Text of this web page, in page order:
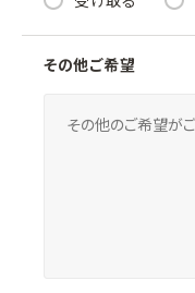
その他ご希望